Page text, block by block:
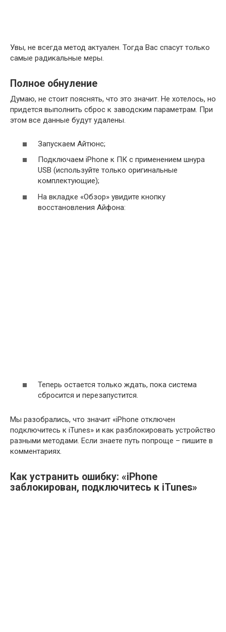
Увы, не всегда метод актуален. Тогда Вас спасут только
самые радикальные меры.
Полное обнуление
Думаю, не стоит пояснять, что это значит. Не хотелось, но
придется выполнить сброс к заводским параметрам. При
этом все данные будут удалены.
Запускаем Айтюнс;
Подключаем iPhone к ПК с применением шнура
USB (используйте только оригинальные
комплектующие);
На вкладке «Обзор» увидите кнопку
восстановления Айфона:
Теперь остается только ждать, пока система
сбросится и перезапустится.
Мы разобрались, что значит «iPhone отключен
подключитесь к iTunes» и как разблокировать устройство
разными методами. Если знаете путь попроще – пишите в
комментариях.
Как устранить ошибку: «iPhone
заблокирован, подключитесь к iTunes»